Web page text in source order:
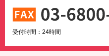
受付時間：24時間